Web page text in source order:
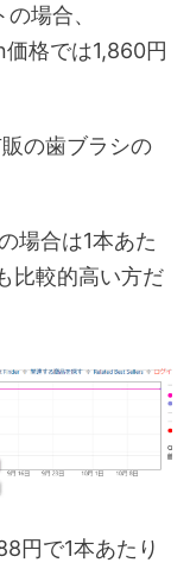
場合、
格では1,860円
の歯ブラシの
場合は1本あた
比較的高い方だ
円で1本あたり